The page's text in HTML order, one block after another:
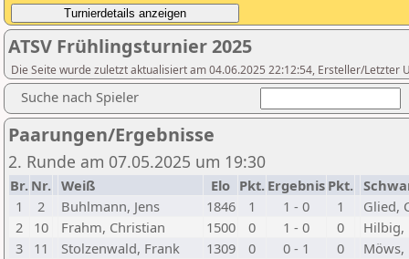
ATSV Frühlingsturnier 2025
Die Seite wurde zuletzt aktualisiert am 04.06.2025 22:12:54, Ersteller/Letzter
Suche nach Spieler
Paarungen/Ergebnisse
2. Runde am 07.05.2025 um 19:30
Br. Nr. Weiß Elo Pkt. Ergebnis Pkt.
1
2 Buhlmann, Jens 1846 1 1 - 0 1
Glied,
2
10 Frahm, Christian 1500 0 1 - 0 0
Hilbig,
3
11 Stolzenwald, Frank 1309 0 0 - 1 0
Möws,